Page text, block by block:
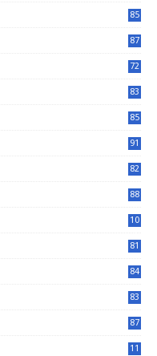
85
87
72
83
85
91
82
88
10
81
84
83
87
11